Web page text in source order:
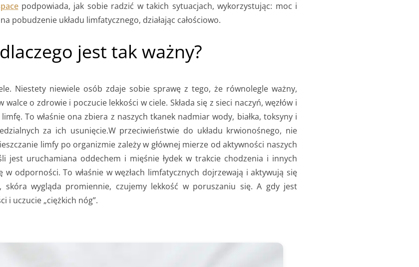
podpowiada, jak sobie radzić w takich sytuacjach, wykorzystując: moc i
na pobudzenie układu limfatycznego, działając całościowo.
jest tak ważny?
Niestety niewiele osób zdaje sobie sprawę z tego, że równolegle ważny,
o zdrowie i poczucie lekkości w ciele. Składa się z sieci naczyń, węzłów i
To właśnie ona zbiera z naszych tkanek nadmiar wody, białka, toksyny i
za ich usunięcie.W przeciwieństwie do układu krwionośnego, nie
limfy po organizmie zależy w głównej mierze od aktywności naszych
jest uruchamiana oddechem i mięśnie łydek w trakcie chodzenia i innych
odporności. To właśnie w węzłach limfatycznych dojrzewają i aktywują się
wygląda promiennie, czujemy lekkość w poruszaniu się. A gdy jest
i uczucie „ciężkich nóg”.